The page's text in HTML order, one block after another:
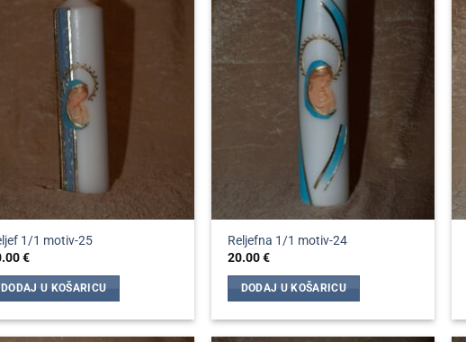
1/1 motiv-25
€
DODAJ U KOŠARICU
Reljefna 1/1 motiv-24
20.00€
DODAJ U KOŠARICU